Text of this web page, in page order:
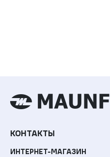
КОНТАКТЫ
ИНТЕРНЕТ-МАГАЗИН